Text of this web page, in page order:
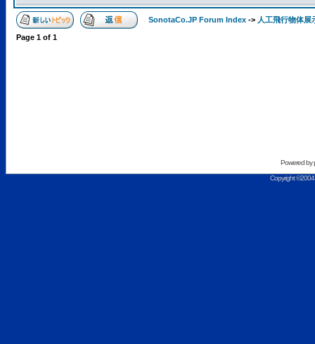
SonotaCo.JP Forum Index -> 人工飛行物体展
Page 1 of 1
Powered by
Copyright ©2004